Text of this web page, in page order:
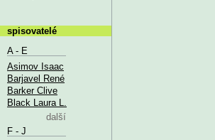
spisovatelé
A - E
Asimov Isaac
Barjavel René
Barker Clive
Black Laura L.
další
F - J